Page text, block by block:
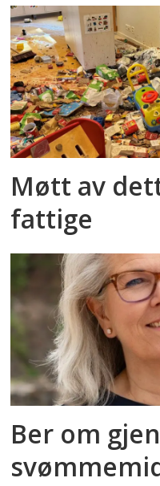
Møtt av
fattige
Ber om